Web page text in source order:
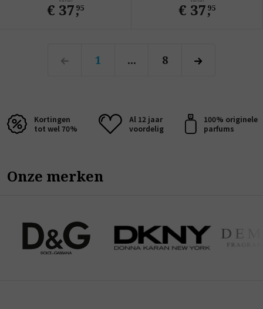
€ 37,
95 € 37,
95
1 ... 8
Kortingen
tot wel 70%
Al 12 jaar
voordelig
100% originele
parfums
Onze merken